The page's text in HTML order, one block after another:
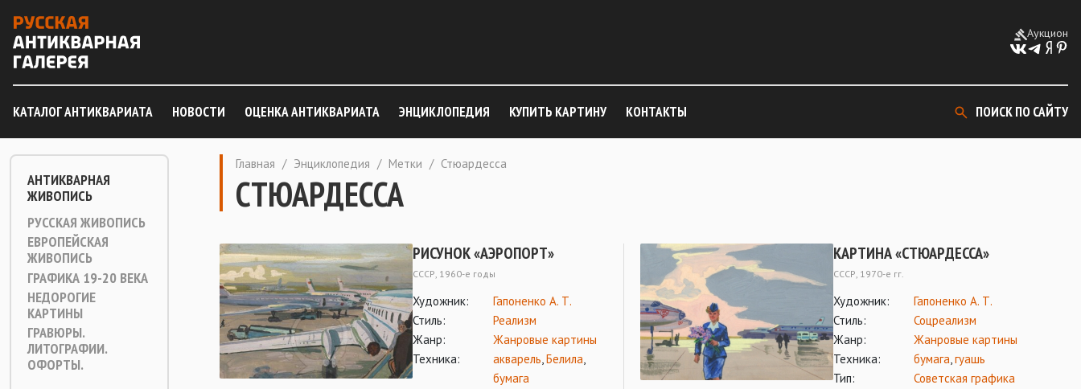
Аукцион
КАТАЛОГ АНТИКВАРИАТА НОВОСТИ ОЦЕНКА АНТИКВАРИАТА ЭНЦИКЛОПЕДИЯ КУПИТЬ КАРТИНУ КОНТАКТЫ ПОИСК ПО САЙТУ
АНТИКВАРНАЯ
ЖИВОПИСЬ
РУССКАЯ ЖИВОПИСЬ
ЕВРОПЕЙСКАЯ
ЖИВОПИСЬ
ГРАФИКА 19-20 ВЕКА
НЕДОРОГИЕ
КАРТИНЫ
ГРАВЮРЫ.
ЛИТОГРАФИИ.
ОФОРТЫ.
Главная / Энциклопедия / Метки / Стюардесса
СТЮАРДЕССА
РИСУНОК «АЭРОПОРТ»
СССР, 1960-е годы
Художник:
Гапоненко А. Т.
Стиль:
Реализм
Жанр:
Жанровые картины
Техника:
акварель,Белила,
бумага
КАРТИНА «СТЮАРДЕССА»
СССР, 1970-е гг.
Художник:
Гапоненко А. Т.
Стиль:
Соцреализм
Жанр:
Жанровые картины
Техника:
бумага,гуашь
Тип:
Советская графика